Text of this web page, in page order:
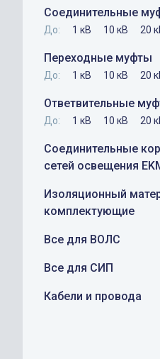
Соединительные
До: 1 кВ 10 кВ 20
Переходные муфты
До: 1 кВ 10 кВ 20
Ответвительные
До: 1 кВ 10 кВ 20
Соединительные
сетей освещения
Изоляционный
комплектующие
Все для ВОЛС
Все для СИП
Кабели и провода